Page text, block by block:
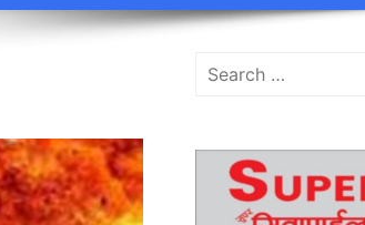
Search